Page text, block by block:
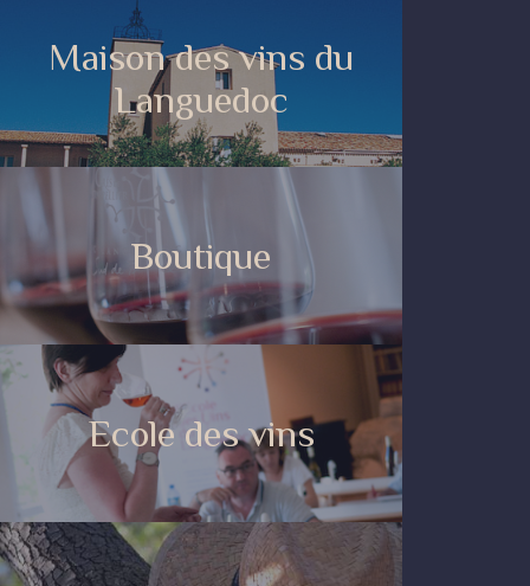
Maison des vins du
Languedoc
Boutique
Ecole des vins